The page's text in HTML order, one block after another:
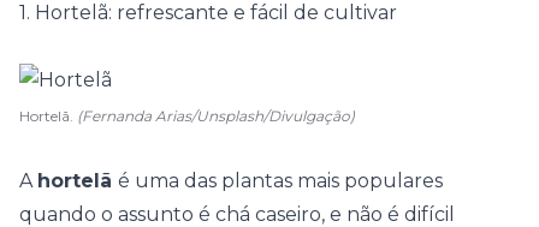
1. Hortelã: refrescante e fácil de cultivar
Hortelã. (Fernanda Arias/Unsplash/Divulgação)
A hortelã é uma das plantas mais populares
quando o assunto é chá caseiro, e não é difícil